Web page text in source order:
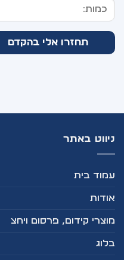
ניווט באתר
עמוד בית
אודות
מוצרי קידום, פרסום ויחצ
בלוג